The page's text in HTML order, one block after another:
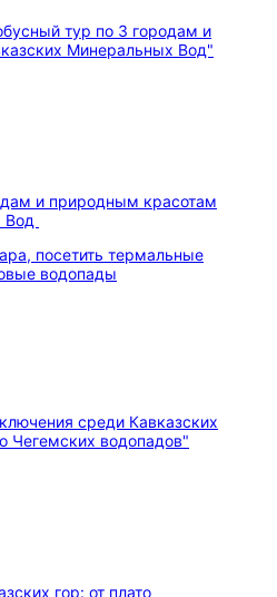
и природным красотам
Вод
посетить термальные
водопады
гор: от плато